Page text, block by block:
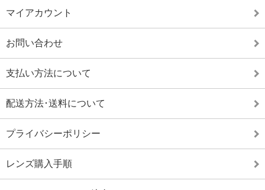
マイアカウント
お問い合わせ
支払い方法について
配送方法･送料について
プライバシーポリシー
レンズ購入手順